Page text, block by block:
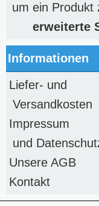
um ein Produkt
erweiterte
Informationen
Liefer- und
Versandkosten
Impressum
und
Unsere AGB
Kontakt